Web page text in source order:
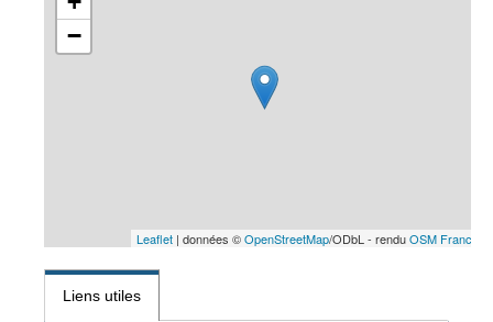
−
Leaflet | données ©OpenStreetMap/ODbL - renduOSM France
Liens utiles